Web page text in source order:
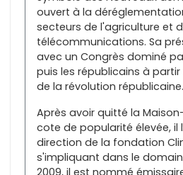
ouvert à la
secteurs de l'agriculture et
télécommunications. Sa
avec un Congrès dominé
puis les républicains à partir
de la révolution républicaine.
Après avoir quitté la
cote de popularité élevée, il
direction de la fondation
s'impliquant dans le
2009, il est nommé